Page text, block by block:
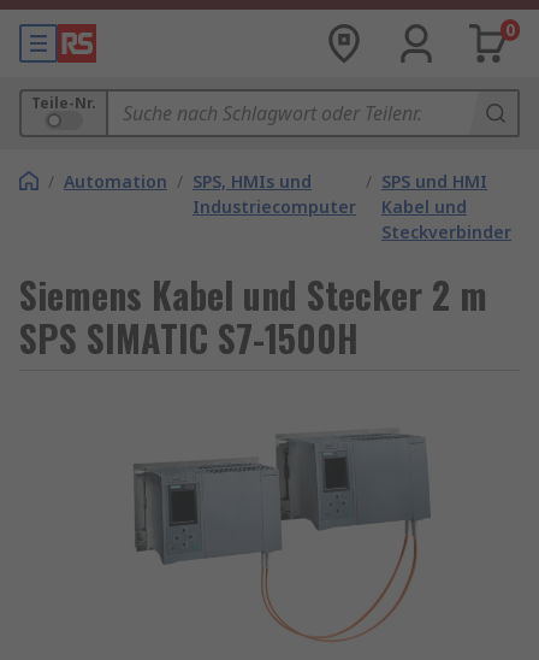
0
Teile-Nr.
/ Automation / SPS, HMIs und
Industriecomputer
/ SPS und HMI
Kabel und
Steckverbinder
Siemens Kabel und Stecker 2 m
SPS SIMATIC S7-1500H